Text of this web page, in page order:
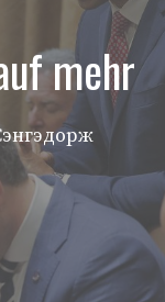
mehr